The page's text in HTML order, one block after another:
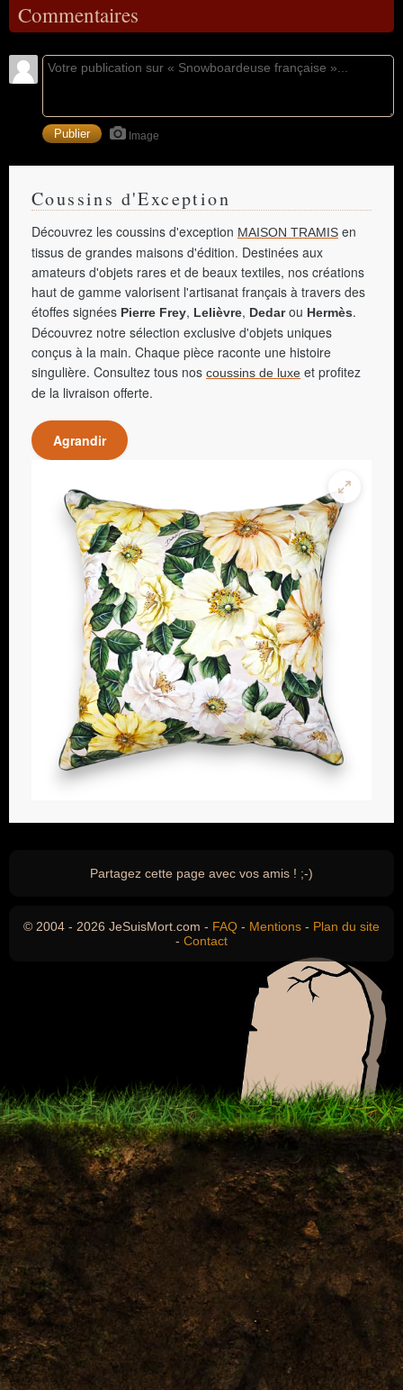
Commentaires
Image
Coussins d'Exception
Découvrez les coussins d'exception MAISON TRAMIS en
tissus de grandes maisons d'édition. Destinées aux
amateurs d'objets rares et de beaux textiles, nos créations
haut de gamme valorisent l'artisanat français à travers des
étoffes signées Pierre Frey, Lelièvre, Dedarou Hermès.
Découvrez notre sélection exclusive d'objets uniques
conçus à la main. Chaque pièce raconte une histoire
singulière. Consultez tous nos coussins de luxe et profitez
de la livraison offerte.
Agrandir
Partagez cette page avec vos amis ! ;-)
© 2004 - 2026 JeSuisMort.com - FAQ - Mentions - Plan du site
- Contact